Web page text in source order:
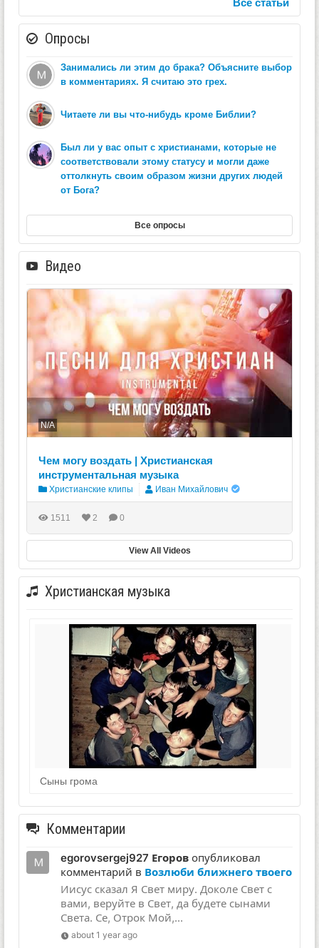
Опросы
Занимались ли этим до брака? Объясните выбор
в комментариях. Я считаю это грех.
Читаете ли вы что-нибудь кроме Библии?
Был ли у вас опыт с христианами, которые не
соответствовали этому статусу и могли даже
оттолкнуть своим образом жизни других людей
от Бога?
Все опросы
Видео
N/A
Чем могу воздать | Христианская
инструментальная музыка
Христианские клипы Иван Михайлович
1511 2 0
View All Videos
Христианская музыка
Сыны грома
Комментарии
egorovsergej927 Егоров опубликовал
комментарий в Возлюби ближнего твоего
Иисус сказал Я Свет миру. Доколе Свет с
вами, веруйте в Свет, да будете сынами
Света. Се, Отрок Мой,...
about 1 year ago